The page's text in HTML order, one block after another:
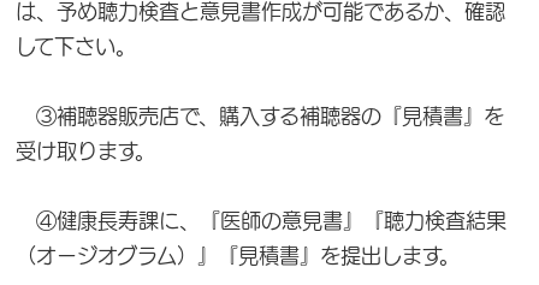
は、予め聴力検査と意見書作成が可能であるか、確認
して下さい。
③補聴器販売店で、購入する補聴器の『見積書』を
受け取ります。
④健康長寿課に、『医師の意見書』『聴力検査結果
（オージオグラム）』『見積書』を提出します。